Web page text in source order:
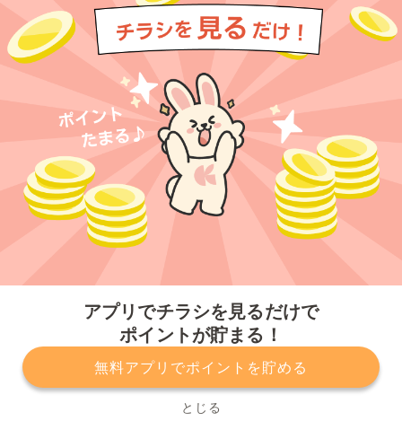
アプリでチラシを見るだけで
ポイントが貯まる！
無料アプリでポイントを貯める
とじる
プライバシーポリシー 利用規約
運営会社
サービスに関してのお問い合わせ